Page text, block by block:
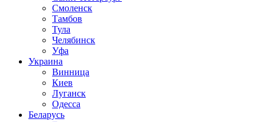
Смоленск
Тамбов
Тула
Челябинск
Уфа
Украина
Винница
Киев
Луганск
Одесса
Беларусь